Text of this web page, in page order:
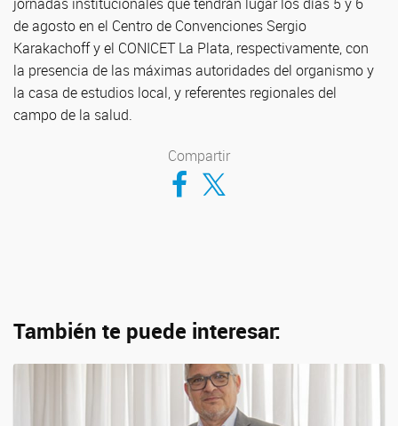
de agosto en el Centro de Convenciones Sergio
Karakachoff y el CONICET La Plata, respectivamente, con
la presencia de las máximas autoridades del organismo y
la casa de estudios local, y referentes regionales del
campo de la salud.
Compartir
Compartir en Facebook
Compartir en Twitter
También te puede interesar: